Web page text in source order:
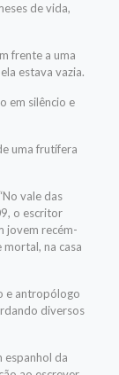
de vida,
frente a uma
estava vazia.
em silêncio e
uma frutífera
vale das
o escritor
jovem recém-
na casa
e antropólogo
diversos
espanhol da